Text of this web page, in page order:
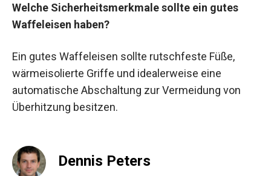
Welche Sicherheitsmerkmale sollte ein gutes
Waffeleisen haben?
Ein gutes Waffeleisen sollte rutschfeste Füße,
wärmeisolierte Griffe und idealerweise eine
automatische Abschaltung zur Vermeidung von
Überhitzung besitzen.
Dennis Peters